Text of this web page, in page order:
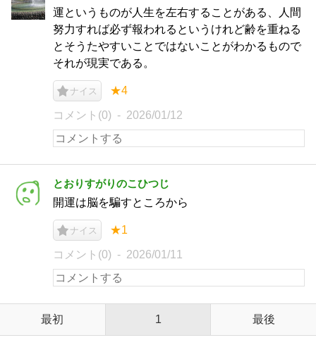
運というものが人生を左右することがある、人間
努力すれば必ず報われるというけれど齢を重ねる
とそうたやすいことではないことがわかるもので
それが現実である。
ナイス ★4
コメント(0) 2026/01/12
とおりすがりのこひつじ
開運は脳を騙すところから
ナイス ★1
コメント(0) 2026/01/11
最初 1 最後